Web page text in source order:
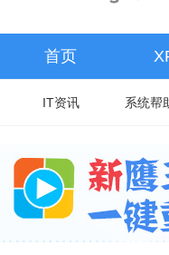
首页
IT资讯 系统帮